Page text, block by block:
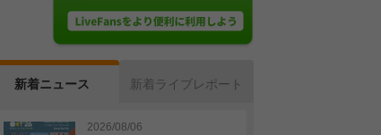
新着ニュース 新着ライブレポート
2026/08/06